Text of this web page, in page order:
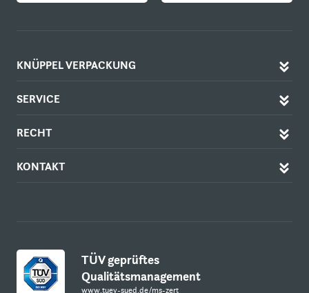
KNÜPPEL VERPACKUNG
SERVICE
RECHT
KONTAKT
TÜV geprüftes
Qualitätsmanagement
www.tuev-sued.de/ms-zert